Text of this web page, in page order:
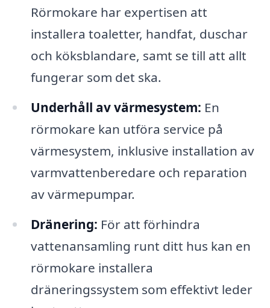
Rörmokare har expertisen att
installera toaletter, handfat, duschar
och köksblandare, samt se till att allt
fungerar som det ska.
Underhåll av värmesystem: En
rörmokare kan utföra service på
värmesystem, inklusive installation av
varmvattenberedare och reparation
av värmepumpar.
Dränering: För att förhindra
vattenansamling runt ditt hus kan en
rörmokare installera
dräneringssystem som effektivt leder